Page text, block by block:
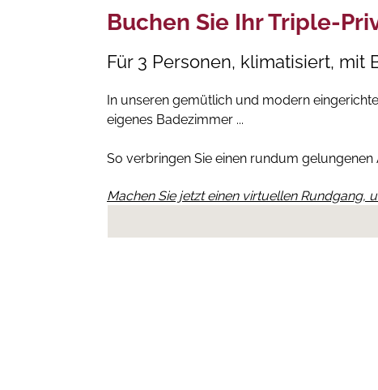
Buchen Sie Ihr Triple-
Für 3 Personen, klimatisiert, mit
In unseren gemütlich und modern
eigenes Badezimmer ...
So verbringen Sie einen rundum
Machen Sie jetzt einen virtuellen Rundgang,